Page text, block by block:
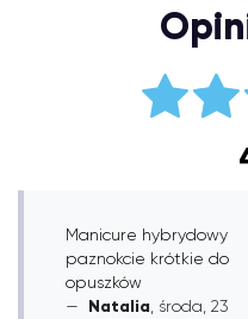
Manicure hybrydowy
paznokcie krótkie do
opuszków
Natalia , środa, 23